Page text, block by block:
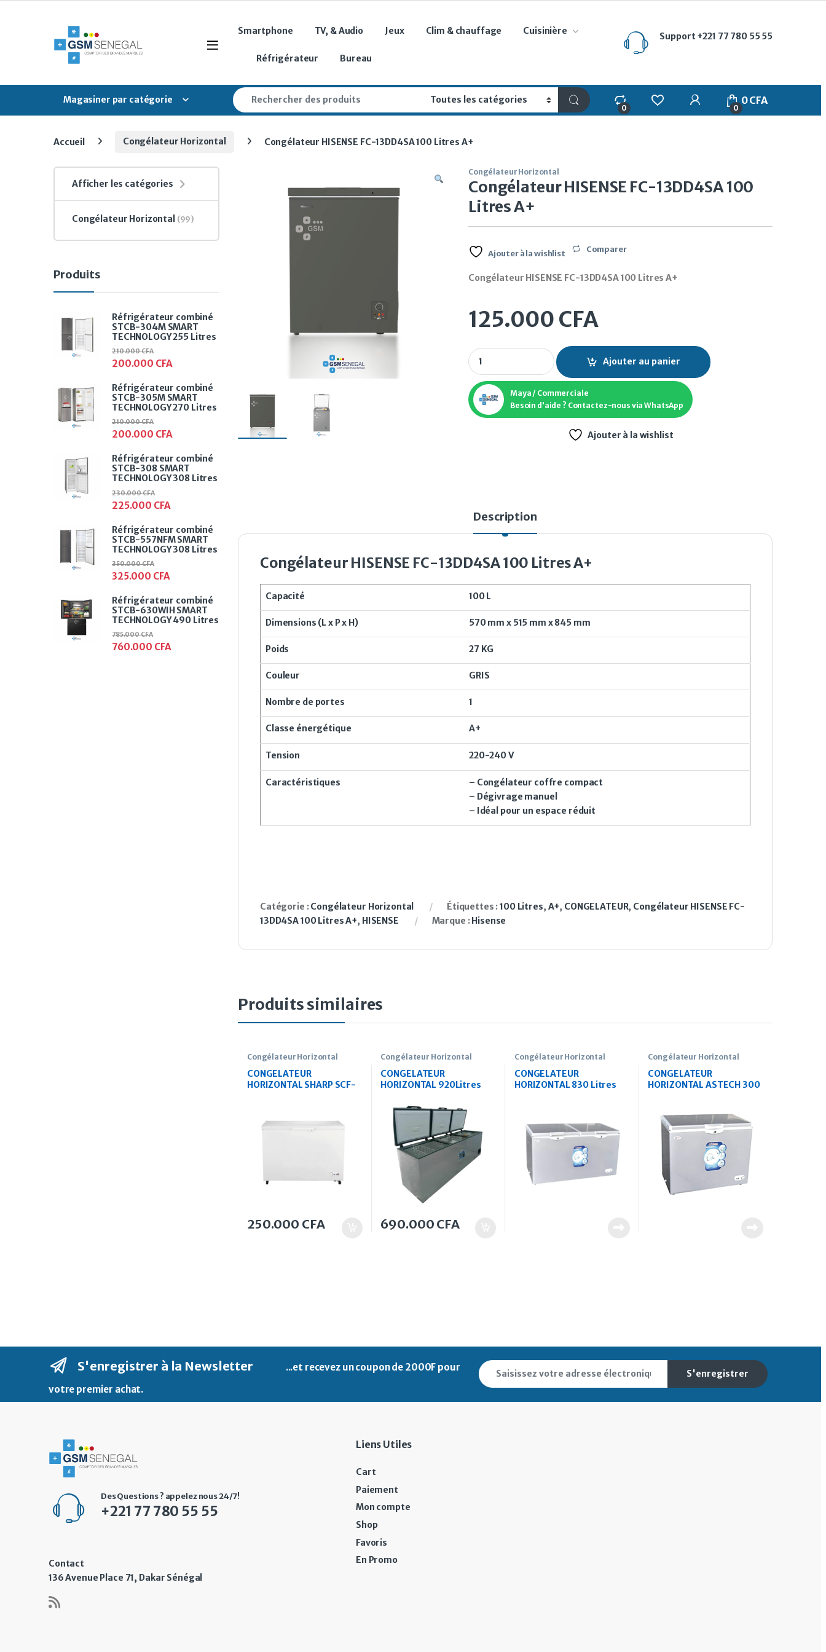
Open
Smartphone TV, & Audio Jeux Clim & chauffage Cuisinière
Réfrigérateur Bureau
Support +221 77 780 55 55
Magasiner par catégorie
Search for:
0
My Account
0
0CFA
Accueil Congélateur Horizontal Congélateur HISENSE FC-13DD4SA 100 Litres A+
Congélateur Horizontal
Congélateur HISENSE FC-13DD4SA 100
Litres A+
Ajouter à la wishlist Comparer
Congélateur HISENSE FC-13DD4SA 100 Litres A+
125.000 CFA
Congélateur HISENSE FC-13DD4SA 100 Litres A+ quantity
Ajouter au panier
Maya / Commerciale
Besoin d'aide ? Contactez-nous via WhatsApp
Ajouter à la wishlist
Description
Congélateur HISENSE FC-13DD4SA 100 Litres A+
Capacité 100 L
Dimensions (L x P x H) 570 mm x 515 mm x 845 mm
Poids 27 KG
Couleur GRIS
Nombre de portes 1
Classe énergétique A+
Tension 220-240 V
Caractéristiques
– Congélateur coffre compact
– Dégivrage manuel
– Idéal pour un espace réduit
Catégorie :Congélateur Horizontal Étiquettes :100 Litres, A+, CONGELATEUR, Congélateur HISENSE FC-
13DD4SA 100 Litres A+, HISENSE Marque :Hisense
Produits similaires
Congélateur Horizontal
CONGELATEUR
HORIZONTAL SHARP SCF-
250.000 CFA
Congélateur Horizontal
CONGELATEUR
HORIZONTAL 920Litres
690.000 CFA
Congélateur Horizontal
CONGELATEUR
HORIZONTAL 830 Litres
Congélateur Horizontal
CONGELATEUR
HORIZONTAL ASTECH 300
Afficher les catégories
Congélateur Horizontal (99)
Produits
Réfrigérateur combiné
STCB-304M SMART
TECHNOLOGY 255 Litres
200.000 CFA
210.000CFA
Réfrigérateur combiné
STCB-305M SMART
TECHNOLOGY 270 Litres
200.000 CFA
210.000CFA
Réfrigérateur combiné
STCB-308 SMART
TECHNOLOGY 308 Litres
225.000 CFA
230.000CFA
Réfrigérateur combiné
STCB-557NFM SMART
TECHNOLOGY 308 Litres
325.000 CFA
350.000CFA
Réfrigérateur combiné
STCB-630WIH SMART
TECHNOLOGY 490 Litres
760.000 CFA
785.000CFA
S'enregistrer à la Newsletter ...et recevez uncoupon de 2000F pour
votre premier achat.
S'enregistrer
Des Questions ? appelez nous 24/7!
+221 77 780 55 55
Contact
136 Avenue Place 71, Dakar Sénégal
Liens Utiles
Cart
Paiement
Mon compte
Shop
Favoris
En Promo